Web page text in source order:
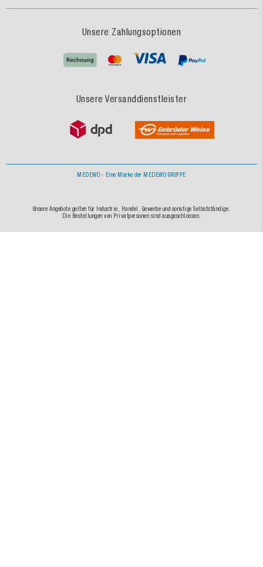
Unsere Zahlungsoptionen
Unsere Versanddienstleister
MEDEWO - Eine Marke der MEDEWO GRUPPE
Unsere Angebote gelten für Industrie, Handel, Gewerbe und sonstige Selbstständige.
Die Bestellungen von Privatpersonen sind ausgeschlossen.